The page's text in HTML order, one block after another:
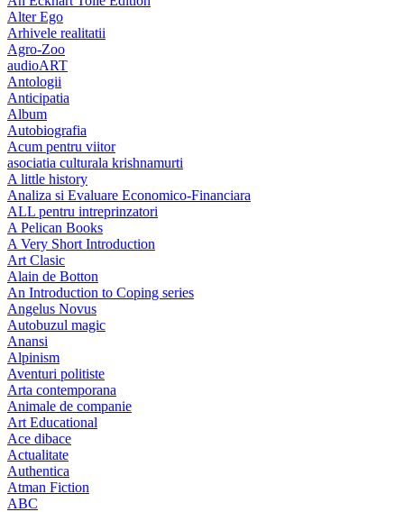
Alter Ego
Arhivele realitatii
Agro-Zoo
audioART
Antologii
Anticipatia
Album
Autobiografia
Acum pentru viitor
asociatia culturala krishnamurti
A little history
Analiza si Evaluare Economico-Financiara
ALL pentru intreprinzatori
A Pelican Books
A Very Short Introduction
Art Clasic
Alain de Botton
An Introduction to Coping series
Angelus Novus
Autobuzul magic
Anansi
Alpinism
Aventuri politiste
Arta contemporana
Animale de companie
Art Educational
Ace dibace
Actualitate
Authentica
Atman Fiction
ABC